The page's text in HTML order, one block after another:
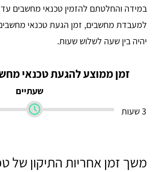
במידה והחלטתם להזמין טכנאי מחשבים
למעבדת מחשבים, זמן הגעת טכנאי
יהיה בין שעה לשלוש שעות.
זמן ממוצע להגעת טכנאי
שעתיים
3 שעות
משך זמן אחריות התיקון של